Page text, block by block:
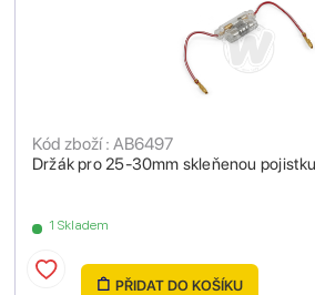
Držák pro 25-30mm skleňenou
Kód zboží : AB6497
1 Skladem
PŘIDAT DO KOŠÍKU